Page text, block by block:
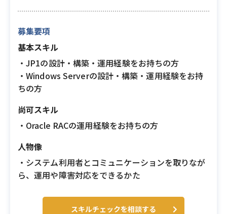
募集要項
基本スキル
・JP1の設計・構築・運用経験をお持ちの方
・Windows Serverの設計・構築・運用経験をお持
ちの方
尚可スキル
・Oracle RACの運用経験をお持ちの方
人物像
・システム利用者とコミュニケーションを取りなが
ら、運用や障害対応をできるかた
スキルチェックを相談する